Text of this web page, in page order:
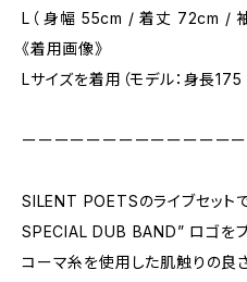
L（ 身幅 55cm / 着丈 72cm /
《着用画像》
Lサイズを着用（モデル：身長
ーーーーーーーーーーーーー
SILENT POETSのライブセッ
SPECIAL DUB BAND” ロゴをプ
コーマ糸を使用した肌触りの良